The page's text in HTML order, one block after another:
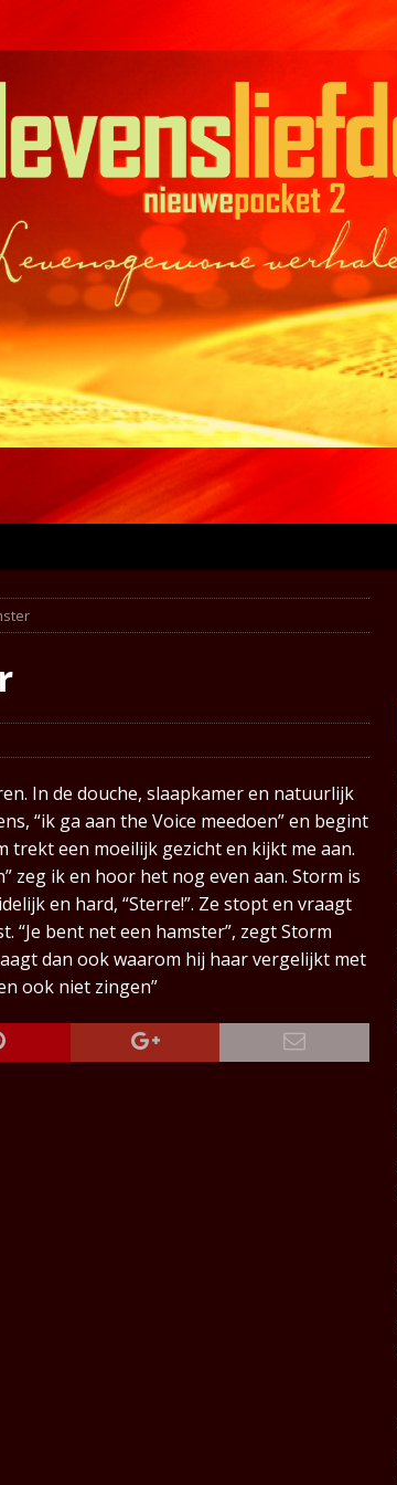
In de douche, slaapkamer en natuurlijk
“ik ga aan the Voice meedoen” en begint
trekt een moeilijk gezicht en kijkt me aan.
zeg ik en hoor het nog even aan. Storm is
en hard, “Sterre!”. Ze stopt en vraagt
“Je bent net een hamster”, zegt Storm
dan ook waarom hij haar vergelijkt met
ook niet zingen”